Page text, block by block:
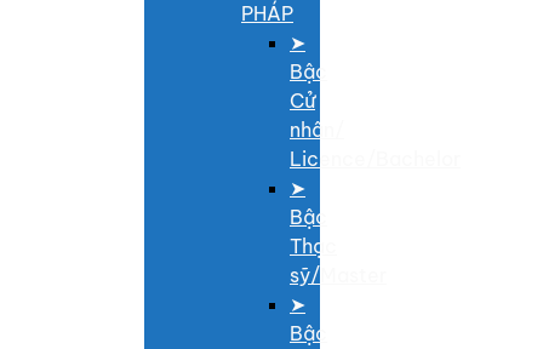
PHÁP
➤
Bậc
Cử
nhân/
Licence/Bachelor
➤
Bậc
Thạc
sỹ/Master
➤
Bậc